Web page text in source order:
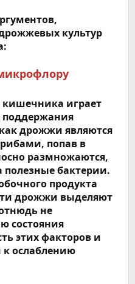
культур
играет
поддержания
дрожжи являются
попав в
размножаются,
бактерии.
продукта
дрожжи выделяют
не
состояния
этих факторов и
к ослаблению